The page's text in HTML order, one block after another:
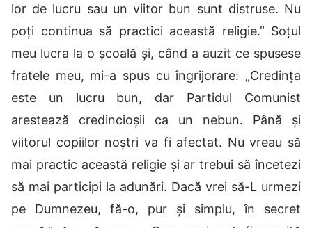
lor de lucru sau un viitor bun sunt distruse. Nu
poți continua să practici această religie.” Soțul
meu lucra la o școală și, când a auzit ce spusese
fratele meu, mi-a spus cu îngrijorare: „Credința
este un lucru bun, dar Partidul Comunist
arestează credincioșii ca un nebun. Până și
viitorul copiilor noștri va fi afectat. Nu vreau să
mai practic această religie și ar trebui să încetezi
să mai participi la adunări. Dacă vrei să-L urmezi
pe Dumnezeu, fă-o, pur și simplu, în secret